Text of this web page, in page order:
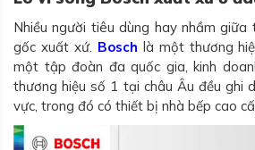
Nhiều người tiêu dùng hay nhầm giữa
gốc xuất xứ. Bosch là một thương
một tập đoàn đa quốc gia, kinh
thương hiệu số 1 tại châu Âu đều ghi
vực, trong đó có thiết bị nhà bếp cao